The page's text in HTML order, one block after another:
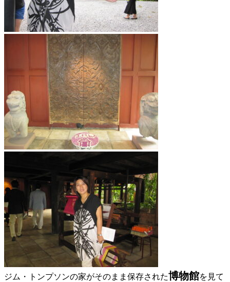
ジム・トンプソンの家がそのまま保存された博物館を見て